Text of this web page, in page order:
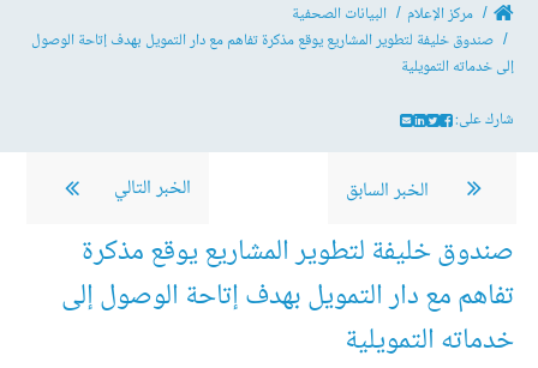
مركز الإعلام
البيانات الصحفية
صندوق خليفة لتطوير المشاريع يوقع مذكرة تفاهم مع دار التمويل بهدف إتاحة الوصول
إلى خدماته التمويلية
شارك على:
الخبر السابق الخبر التالي
صندوق خليفة لتطوير المشاريع يوقع مذكرة
تفاهم مع دار التمويل بهدف إتاحة الوصول إلى
خدماته التمويلية